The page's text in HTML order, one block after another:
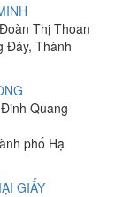
Thị Thoan
Đáy, Thành
Quang
phố Hạ
GIẤY